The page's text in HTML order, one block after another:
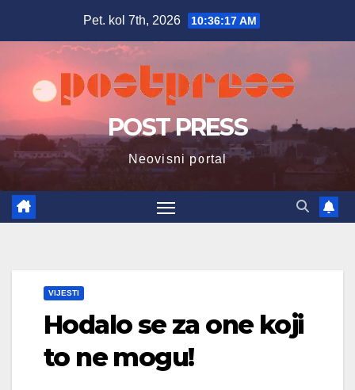
Pet. kol 7th, 2026 10:36:18 AM
POST PRESS
Neovisni portal
VIJESTI
Hodalo se za one koji
to ne mogu!